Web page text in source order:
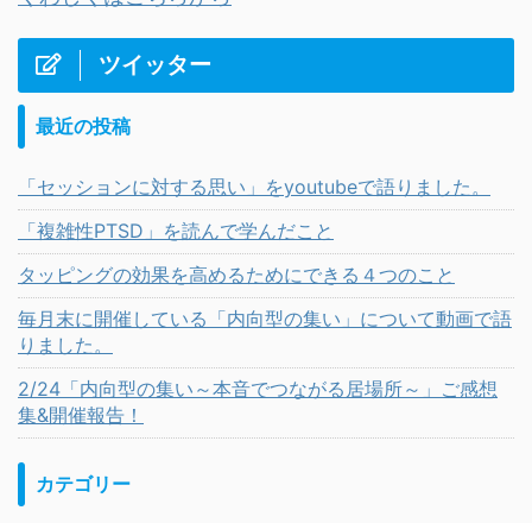
ツイッター
最近の投稿
「セッションに対する思い」をyoutubeで語りました。
「複雑性PTSD」を読んで学んだこと
タッピングの効果を高めるためにできる４つのこと
毎月末に開催している「内向型の集い」について動画で語
りました。
2/24「内向型の集い～本音でつながる居場所～」ご感想
集&開催報告！
カテゴリー